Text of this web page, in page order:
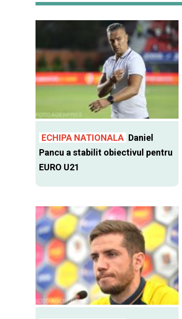
ECHIPA NATIONALA Daniel
Pancu a stabilit obiectivul pentru
EURO U21